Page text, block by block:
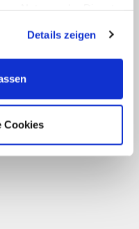
Details zeigen
Cookies